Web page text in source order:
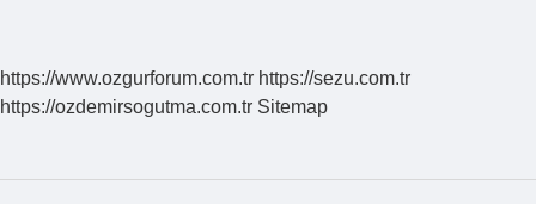
https://www.ozgurforum.com.tr https://sezu.com.tr
https://ozdemirsogutma.com.tr Sitemap